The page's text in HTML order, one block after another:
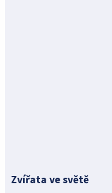
Zvířata ve světě